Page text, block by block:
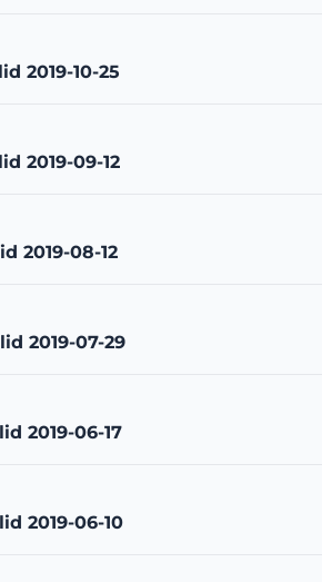
2019-10-25
2019-09-12
2019-08-12
2019-07-29
2019-06-17
2019-06-10